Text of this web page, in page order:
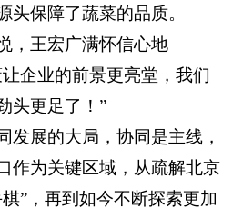
头保障了蔬菜的品质。
王宏广满怀信心地
企业的前景更亮堂，我们
头更足了！”
展的大局，协同是主线，
作为关键区域，从疏解北京
”，再到如今不断探索更加